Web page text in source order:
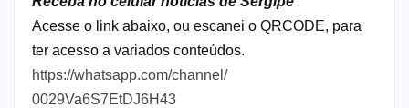
Acesse o link abaixo, ou escanei o QRCODE, para
ter acesso a variados conteúdos.
https://whatsapp.com/channel/
0029Va6S7EtDJ6H43